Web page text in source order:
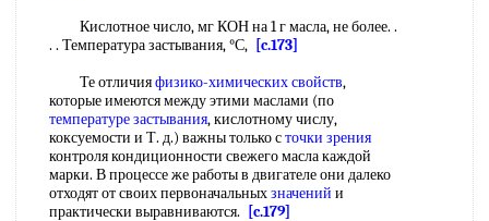
Кислотное число, мг КОН на 1 г масла, не более. .
. . Температура застывания, °С, [c.173]
Те отличияфизико-химических свойств,
которые имеются между этими маслами (по
температуре застывания, кислотному числу,
коксуемости и Т. д.) важны только сточки зрения
контроля кондиционности свежего масла каждой
марки. В процессе же работы в двигателе они далеко
отходят от своих первоначальныхзначений и
практически выравниваются.
[c.179]